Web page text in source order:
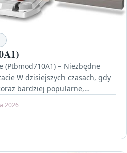
(Ptbmod710A1) – Niezbędne
W dzisiejszych czasach, gdy
bardziej popularne,
2026